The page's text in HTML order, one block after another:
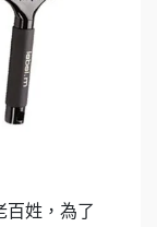
百姓，為了